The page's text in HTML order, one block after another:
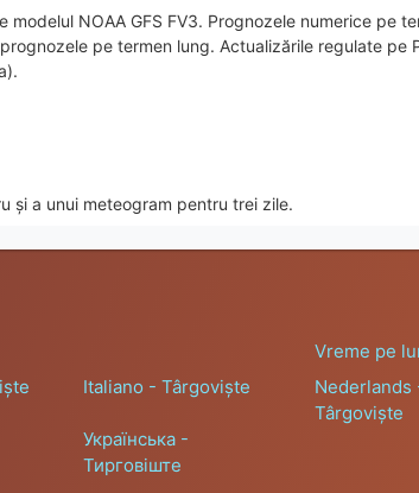
NOAA GFS FV3. Prognozele numerice pe
pe termen lung. Actualizările regulate
și a unui meteogram pentru trei zile.
Vreme pe
Italiano - Târgoviște
Nederlands
Târgoviște
Українська -
Тирговіште